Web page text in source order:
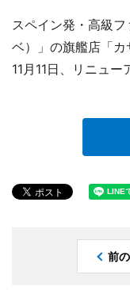
スペイン発・高級
ベ）」の旗艦店「
11月11日、リニュー
前